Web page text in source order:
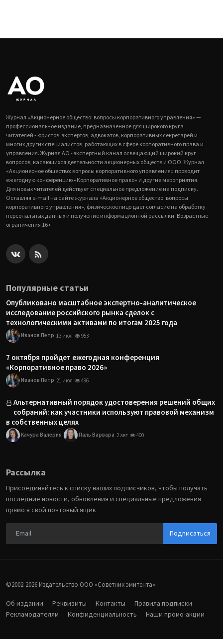
Журнал «Акционерное общество: вопросы корпоративного управления» —
профессиональное издание, предназначенное для широкого круга
читателей - юристов, экспертов, адвокатов, корпоративных секретарей и
многих других специалистов, работающих в сфере корпоративного права и
управления. Журнал АО - экспертный канал освещающий широкий круг
вопросов, касающихся деятельности акционерных обществ и ООО. Журнал
«Акционерное общество: вопросы корпоративного управления» проводит
ежегодную конференцию «Корпоративное право» и другие мероприятия.
Для новых читателей действует специальное предложение на подписку.
Оставляя e-mail на сайте журнала «Акционерное общество: вопросы
корпоративного управления», физическое лицо дает согласие на обработку
персональных данных и получение информационной рассылки. Возрастные
ограничения 16+
Популярные статьи
Опубликовано масштабное экспертно-аналитическое
исследование российского рынка сделок с
технологическими активами по итогам 2025 года
Иванов Петр 13 июл 953
7 октября пройдет ежегодная конференция
«Корпоративное право 2026»
Иванов Петр 21 июл 496
Альтернативный порядок удостоверения решений общих
собраний: как участники используют правовой механизм
в собственных целях
Качура Валерия Паль Варвара 2 авг 400
Рассылка
Присоединяйтесь к списку наших подписчиков, чтобы получать
последние новости, обновления и специальные предложения
прямо в свой почтовый ящик
Подписаться
©2002-2026 Издательство ООО «‎Советник эмитента».
Об издании Реквизиты Контакты
Правила подписки
Рекламодателям
Конфиденциальность Наши промо-акции